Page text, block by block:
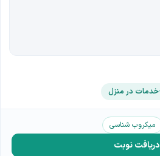
خدمات در منزل
میکروب شناسی
دریافت نوبت